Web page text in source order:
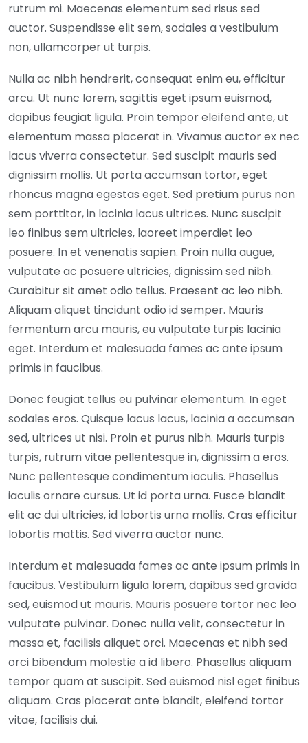
rutrum mi. Maecenas elementum sed risus sed
auctor. Suspendisse elit sem, sodales a vestibulum
non, ullamcorper ut turpis.
Nulla ac nibh hendrerit, consequat enim eu, efficitur
arcu. Ut nunc lorem, sagittis eget ipsum euismod,
dapibus feugiat ligula. Proin tempor eleifend ante, ut
elementum massa placerat in. Vivamus auctor ex nec
lacus viverra consectetur. Sed suscipit mauris sed
dignissim mollis. Ut porta accumsan tortor, eget
rhoncus magna egestas eget. Sed pretium purus non
sem porttitor, in lacinia lacus ultrices. Nunc suscipit
leo finibus sem ultricies, laoreet imperdiet leo
posuere. In et venenatis sapien. Proin nulla augue,
vulputate ac posuere ultricies, dignissim sed nibh.
Curabitur sit amet odio tellus. Praesent ac leo nibh.
Aliquam aliquet tincidunt odio id semper. Mauris
fermentum arcu mauris, eu vulputate turpis lacinia
eget. Interdum et malesuada fames ac ante ipsum
primis in faucibus.
Donec feugiat tellus eu pulvinar elementum. In eget
sodales eros. Quisque lacus lacus, lacinia a accumsan
sed, ultrices ut nisi. Proin et purus nibh. Mauris turpis
turpis, rutrum vitae pellentesque in, dignissim a eros.
Nunc pellentesque condimentum iaculis. Phasellus
iaculis ornare cursus. Ut id porta urna. Fusce blandit
elit ac dui ultricies, id lobortis urna mollis. Cras efficitur
lobortis mattis. Sed viverra auctor nunc.
Interdum et malesuada fames ac ante ipsum primis in
faucibus. Vestibulum ligula lorem, dapibus sed gravida
sed, euismod ut mauris. Mauris posuere tortor nec leo
vulputate pulvinar. Donec nulla velit, consectetur in
massa et, facilisis aliquet orci. Maecenas et nibh sed
orci bibendum molestie a id libero. Phasellus aliquam
tempor quam at suscipit. Sed euismod nisl eget finibus
aliquam. Cras placerat ante blandit, eleifend tortor
vitae, facilisis dui.